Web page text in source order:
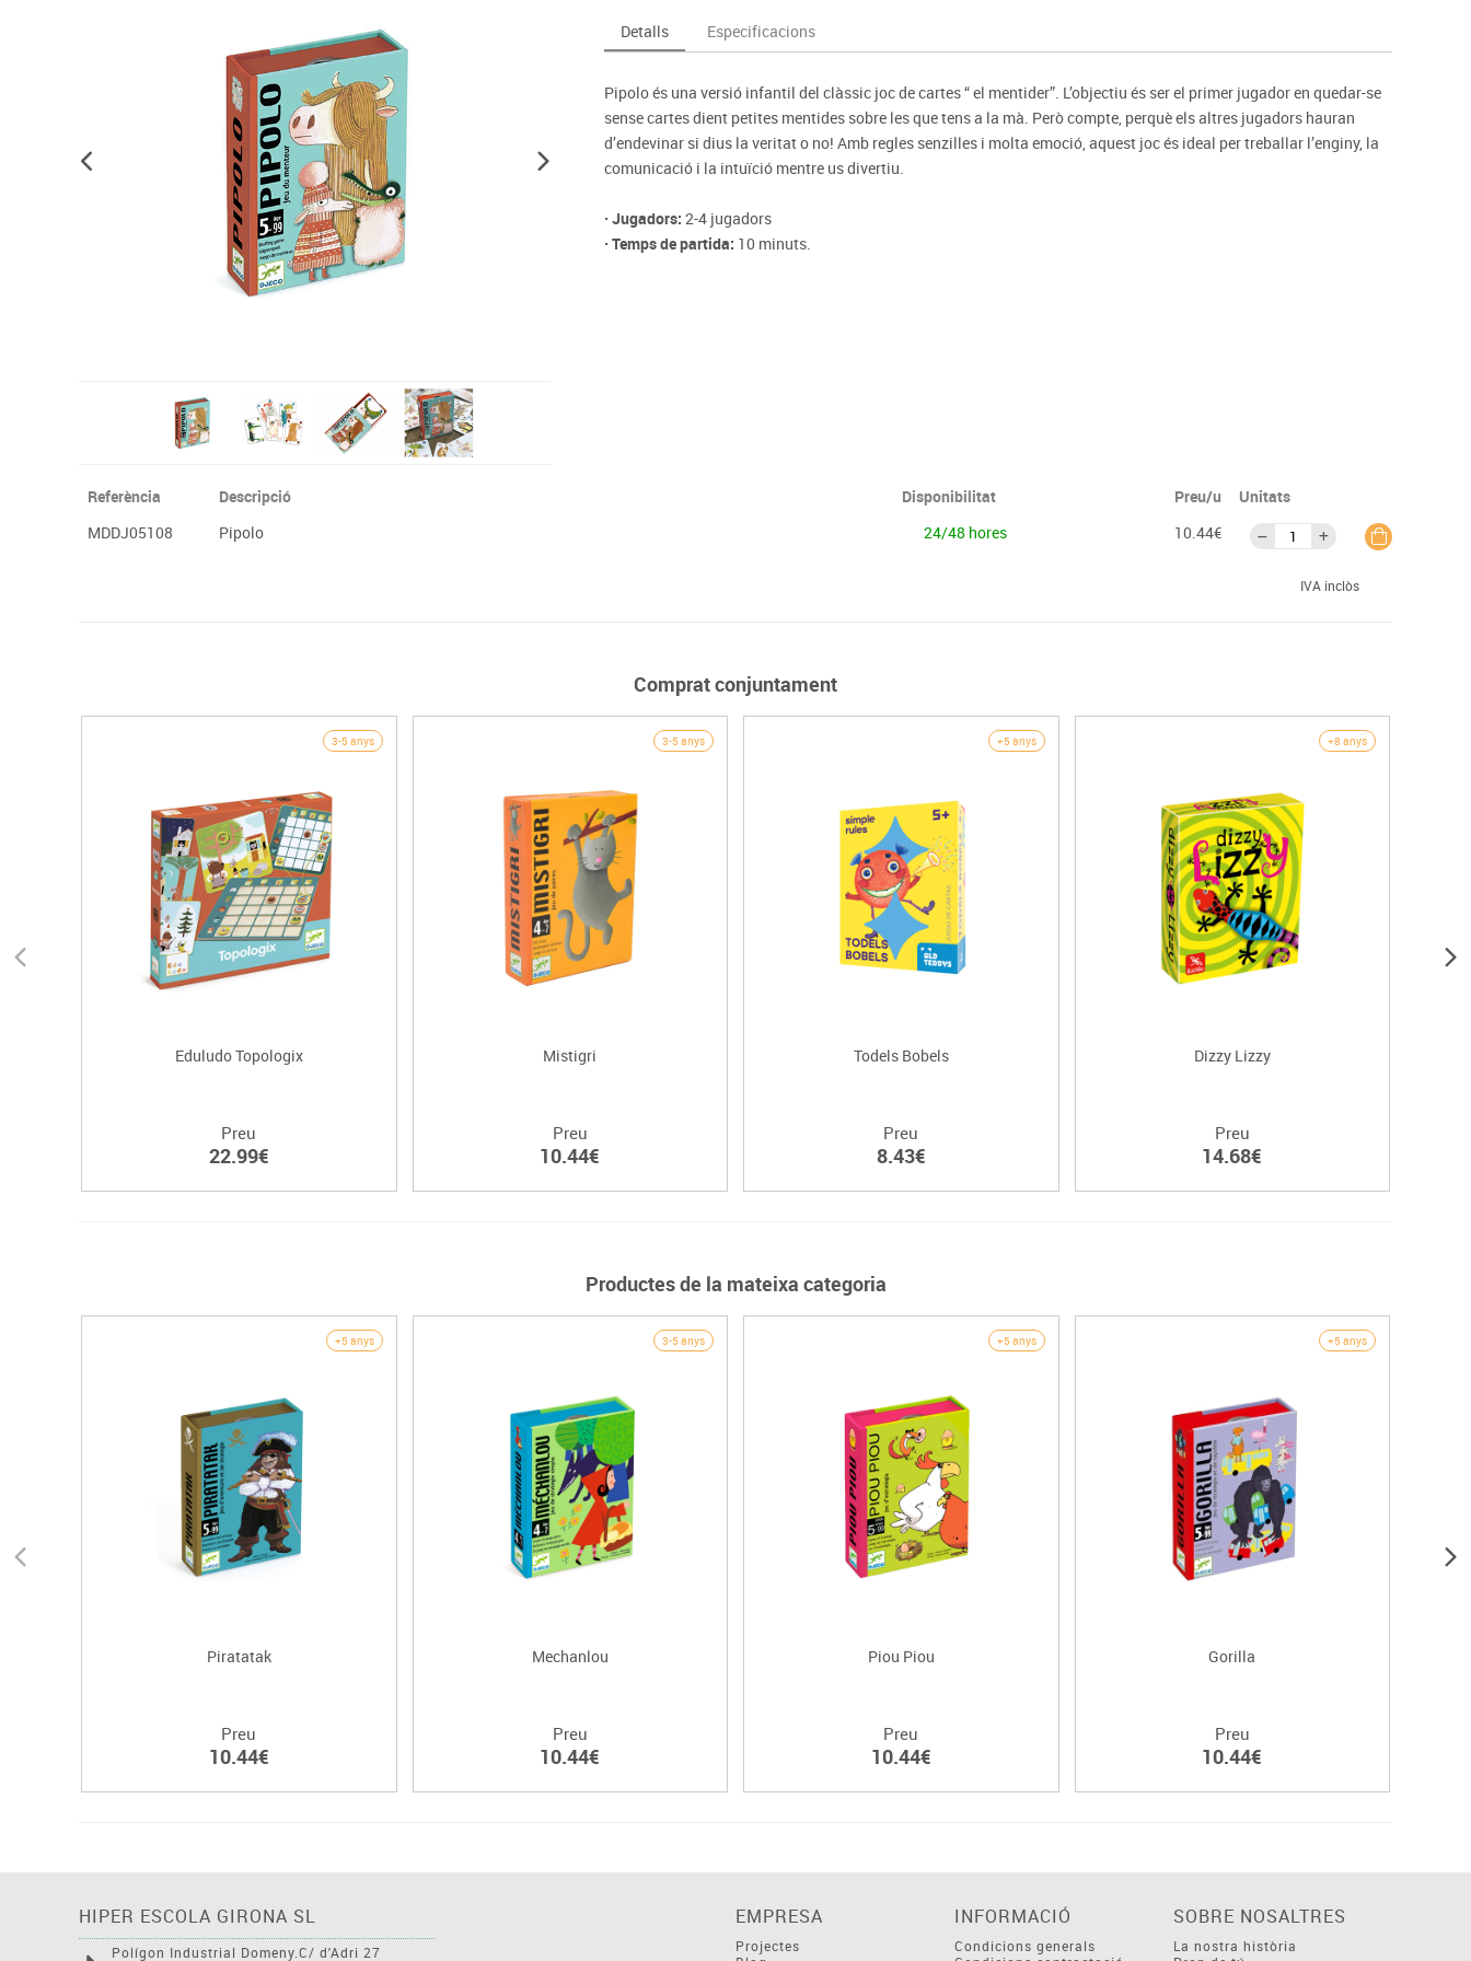
Plastificació, enquadernació i destrucció
Dibuix tècnic i artístic
Espais exteriors
Psicomotricitat
Jocs simbòlics
Monitors interactius
Videoprojecció
Taules escolars, abatibles i polivalents
Penjadors, prestatges i taquilles
Cadires, bancs i tamborets
Entrenament
Foam
Esports raqueta
Gimnàstica rítmica
Detalls Especificacions
Pipolo és una versió infantil del clàssic joc de cartes “ el mentider”. L’objectiu és ser el primer jugador en quedar-se
sense cartes dient petites mentides sobre les que tens a la mà. Però compte, perquè els altres jugadors hauran
d’endevinar si dius la veritat o no! Amb regles senzilles i molta emoció, aquest joc és ideal per treballar l’enginy, la
comunicació i la intuïció mentre us divertiu.
· Jugadors: 2-4 jugadors
· Temps de partida: 10 minuts.
Referència Descripció Disponibilitat Preu/u
Unitats
MDDJ05108
Pipolo 24/48 hores 10.44€
IVA inclòs
Comprat conjuntament
3-5 anys
Eduludo Topologix
Preu
22.99€
3-5 anys
Mistigri
Preu
10.44€
+5 anys
Todels Bobels
Preu
8.43€
+8 anys
Dizzy Lizzy
Preu
14.68€
Productes de la mateixa categoria
+5 anys
Piratatak
Preu
10.44€
3-5 anys
Mechanlou
Preu
10.44€
+5 anys
Piou Piou
Preu
10.44€
+5 anys
Gorilla
Preu
10.44€
HIPER ESCOLA GIRONA SL
Polígon Industrial Domeny.C/ d'Adri 27
EMPRESA
Projectes
INFORMACIÓ
Condicions generals
SOBRE NOSALTRES
La nostra història